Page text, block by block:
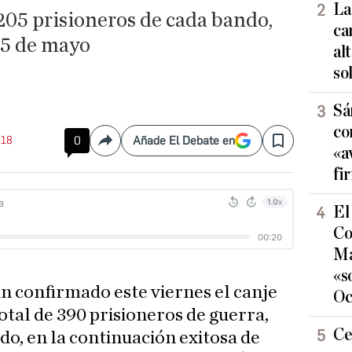
prisioneros de cada bando,
de mayo
0 CompartirAñade El Debate en Save
confirmado este viernes el canje
de 390 prisioneros de guerra,
en la continuación exitosa de
El